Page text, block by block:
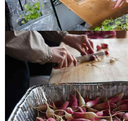
MAKE A SALAD